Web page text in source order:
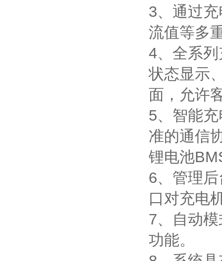
3、通过
流值等多
4、全系
状态显示
面，允许
5、智能
准的通信
锂电池
6、管理
口对充电
7、自动
功能。